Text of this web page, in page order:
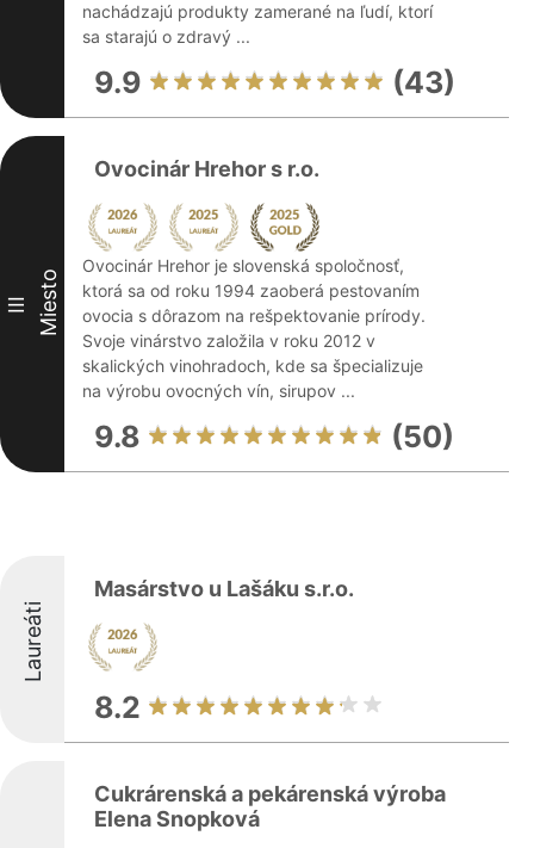
nachádzajú produkty zamerané na ľudí, ktorí
sa starajú o zdravý ...
9.9 (43)
III Miesto
Ovocinár Hrehor s r.o.
Ovocinár Hrehor je slovenská spoločnosť,
ktorá sa od roku 1994 zaoberá pestovaním
ovocia s dôrazom na rešpektovanie prírody.
Svoje vinárstvo založila v roku 2012 v
skalických vinohradoch, kde sa špecializuje
na výrobu ovocných vín, sirupov ...
9.8 (50)
Laureáti
Masárstvo u Lašáku s.r.o.
8.2
Cukrárenská a pekárenská výroba
Elena Snopková